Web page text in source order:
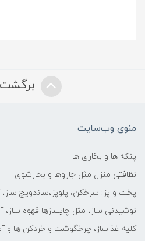
برگشت
منوی وب‌سایت
پنکه ها و بخاری ها
نظافتی منزل مثل جاروها و بخارشوی
پخت و پز: سرخکن، پلوپز،ساندویچ ساز،
نوشیدنی ساز، مثل چایسازها قهوه ساز،
کلیه غذاساز، چرخگوشت و خردکن ها و